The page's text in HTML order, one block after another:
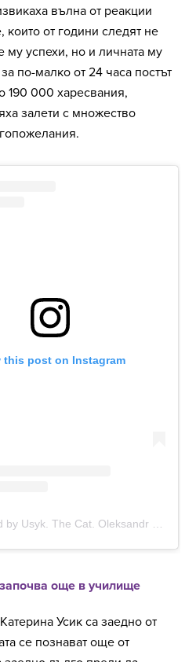
вълна от реакции
които от години следят не
му успехи, но и личната му
по-малко от 24 часа постът
190 000 харесвания,
залети с множество
още в училище
Усик са заедно от
се познават още от